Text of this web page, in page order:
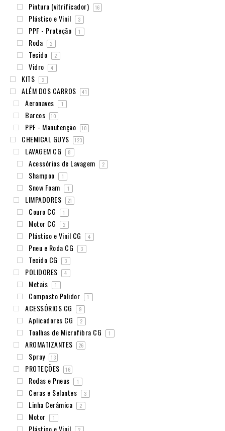
Pintura (vitrificador) 16
Plástico e Vinil 3
PPF - Proteção 1
Roda 2
Tecido 2
Vidro 4
KITS 2
ALÉM DOS CARROS 41
Aeronaves 1
Barcos 10
PPF - Manutenção 10
CHEMICAL GUYS 123
LAVAGEM CG 8
Acessórios de Lavagem 2
Shampoo 1
Snow Foam 1
LIMPADORES 21
Couro CG 1
Motor CG 2
Plástico e Vinil CG 4
Pneu e Roda CG 3
Tecido CG 3
POLIDORES 4
Metais 1
Composto Polidor 1
ACESSÓRIOS CG 9
Aplicadores CG 2
Toalhas de Microfibra CG 1
AROMATIZANTES 26
Spray 13
PROTEÇÕES 16
Rodas e Pneus 1
Ceras e Selantes 3
Linha Cerâmica 2
Motor 1
Plástico e Vinil